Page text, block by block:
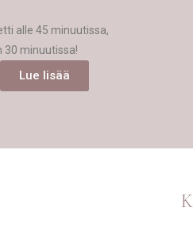
alle 45 minuutissa,
30 minuutissa!
Lue lisää